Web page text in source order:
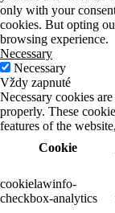
only with your
cookies. But opting
browsing experience.
Necessary
Necessary
Vždy zapnuté
Necessary cookies
properly. These
features of the
Cookie
cookielawinfo-
checkbox-analytics